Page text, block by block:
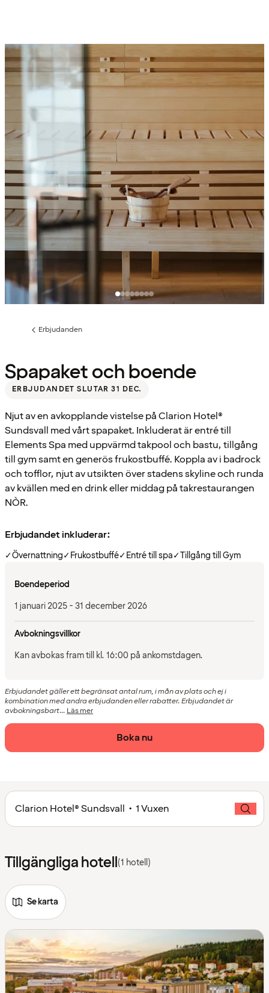
Föregående
Erbjudanden
Spapaket och boende
ERBJUDANDET SLUTAR 31 DEC.
Njut av en avkopplande vistelse på Clarion Hotel®
Sundsvall med vårt spapaket. Inkluderat är entré till
Elements Spa med uppvärmd takpool och bastu, tillgång
till gym samt en generös frukostbuffé. Koppla av i badrock
och tofflor, njut av utsikten över stadens skyline och runda
av kvällen med en drink eller middag på takrestaurangen
NÒR.
Erbjudandet inkluderar:
✓Övernattning✓Frukostbuffé✓Entré till spa✓Tillgång till Gym
Boendeperiod
1 januari 2025 - 31 december 2026
Avbokningsvillkor
Kan avbokas fram till kl. 16:00 på ankomstdagen.
Erbjudandet gäller ett begränsat antal rum, i mån av plats och ej i
kombination med andra erbjudanden eller rabatter. Erbjudandet är
avbokningsbart... Läs mer
Boka nu
Clarion Hotel® Sundsvall • 1 Vuxen
Tillgängliga hotell(1 hotell)
Se karta